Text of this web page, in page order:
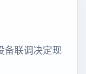
备联调决定现